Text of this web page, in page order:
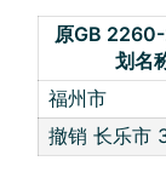
原GB
划名
福州市
撤销 长乐市